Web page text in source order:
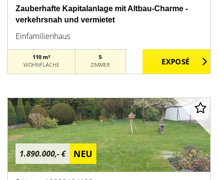
Zauberhafte Kapitalanlage mit Altbau-Charme -
verkehrsnah und vermietet
Einfamilienhaus
110 m²
WOHNFLÄCHE
5
ZIMMER
1.890.000,- € NEU